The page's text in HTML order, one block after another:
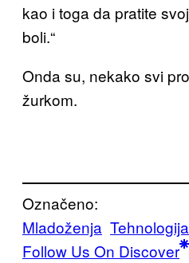
kao i toga da pratite
boli.“
Onda su, nekako svi
žurkom.
Označeno:
Mladoženja Tehnologija
Follow Us On Discover